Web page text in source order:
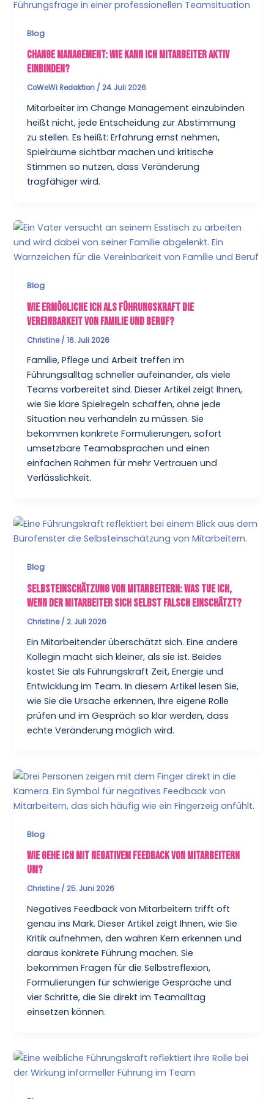
Blog
Change Management: Wie kann ich Mitarbeiter aktiv
einbinden?
CoWeWi Redaktion /24. Juli 2026
Mitarbeiter im Change Management einzubinden
heißt nicht, jede Entscheidung zur Abstimmung
zu stellen. Es heißt: Erfahrung ernst nehmen,
Spielräume sichtbar machen und kritische
Stimmen so nutzen, dass Veränderung
tragfähiger wird.
Blog
Wie ermögliche ich als Führungskraft die
Vereinbarkeit von Familie und Beruf?
Christine/16. Juli 2026
Familie, Pflege und Arbeit treffen im
Führungsalltag schneller aufeinander, als viele
Teams vorbereitet sind. Dieser Artikel zeigt Ihnen,
wie Sie klare Spielregeln schaffen, ohne jede
Situation neu verhandeln zu müssen. Sie
bekommen konkrete Formulierungen, sofort
umsetzbare Teamabsprachen und einen
einfachen Rahmen für mehr Vertrauen und
Verlässlichkeit.
Blog
Selbsteinschätzung von Mitarbeitern: Was tue ich,
wenn der Mitarbeiter sich selbst falsch einschätzt?
Christine/2. Juli 2026
Ein Mitarbeitender überschätzt sich. Eine andere
Kollegin macht sich kleiner, als sie ist. Beides
kostet Sie als Führungskraft Zeit, Energie und
Entwicklung im Team. In diesem Artikel lesen Sie,
wie Sie die Ursache erkennen, Ihre eigene Rolle
prüfen und im Gespräch so klar werden, dass
echte Veränderung möglich wird.
Blog
Wie gehe ich mit negativem Feedback von Mitarbeitern
um?
Christine/25. Juni 2026
Negatives Feedback von Mitarbeitern trifft oft
genau ins Mark. Dieser Artikel zeigt Ihnen, wie Sie
Kritik aufnehmen, den wahren Kern erkennen und
daraus konkrete Führung machen. Sie
bekommen Fragen für die Selbstreflexion,
Formulierungen für schwierige Gespräche und
vier Schritte, die Sie direkt im Teamalltag
einsetzen können.